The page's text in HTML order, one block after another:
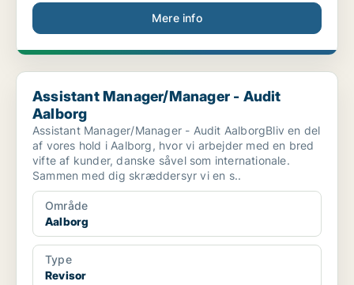
Mere info
Assistant Manager/Manager - Audit Aalborg
Assistant Manager/Manager - Audit
Aalborg
Assistant Manager/Manager - Audit AalborgBliv en del
af vores hold i Aalborg, hvor vi arbejder med en bred
vifte af kunder, danske såvel som internationale.
Sammen med dig skræddersyr vi en s..
Område
Aalborg
Type
Revisor